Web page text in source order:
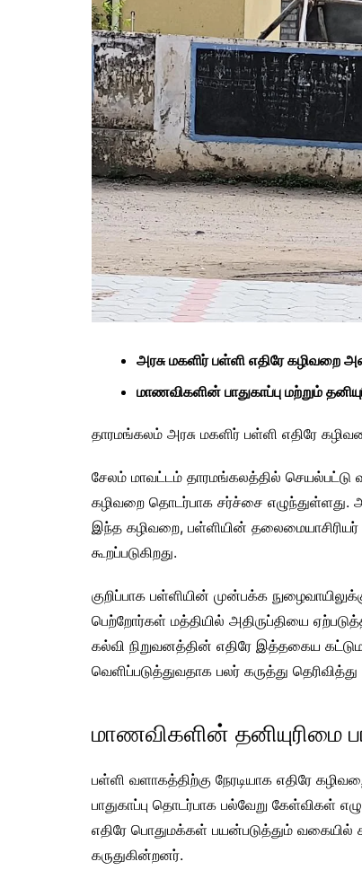
அரசு மகளிர் பள்ளி எதிரே கழிவறை
மாணவிகளின் பாதுகாப்பு மற்றும்
தாரமங்கலம் அரசு மகளிர் பள்ளி எதிரே
சேலம் மாவட்டம் தாரமங்கலத்தில் செயல்பட்டு
கழிவறை தொடர்பாக சர்ச்சை எழுந்துள்ளது.
இந்த கழிவறை, பள்ளியின்
கூறப்படுகிறது.
குறிப்பாக பள்ளியின் முன்பக்க
பெற்றோர்கள் மத்தியில் அதிருப்தியை
கல்வி நிறுவனத்தின் எதிரே இத்தகைய
வெளிப்படுத்துவதாக பலர் கருத்து
மாணவிகளின் தனியுரிமை
பள்ளி வளாகத்திற்கு நேரடியாக எதிரே
பாதுகாப்பு தொடர்பாக பல்வேறு கேள்விகள்
எதிரே பொதுமக்கள் பயன்படுத்தும் வகையில்
கருதுகின்றனர்.